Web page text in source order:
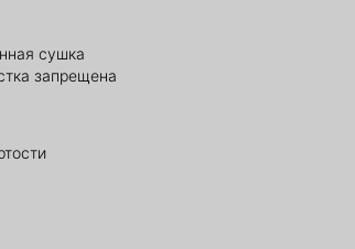
сушка
запрещена